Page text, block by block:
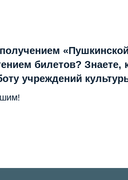
билетов? Знаете,
учреждений